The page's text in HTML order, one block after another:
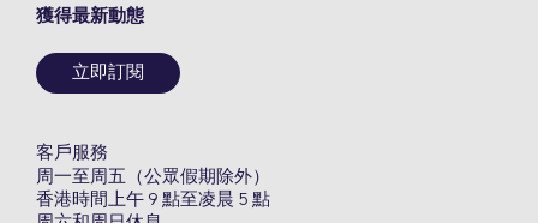
獲得最新動態
立即訂閱
客戶服務
周一至周五（公眾假期除外）
香港時間上午 9 點至凌晨 5 點